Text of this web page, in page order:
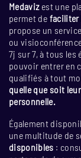
Medavizest une
permet de faciliter
propose un
ou
7j sur 7, à tous
pouvoir entrer en
qualifiés à tout
quelle que soit
personnelle.
Également
une multitude de
disponibles :